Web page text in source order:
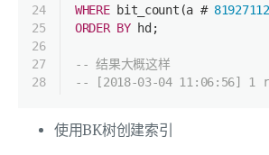
24
25
26
27
28
WHERE bit_count(a #
ORDER BY hd;
-- 结果大概这样
-- [2018-03-04 11:06:56] 1
使用BK树创建索引